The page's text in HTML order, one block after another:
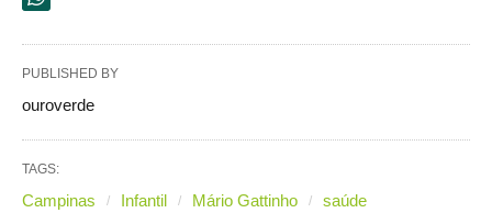
PUBLISHED BY
ouroverde
TAGS:
Campinas Infantil Mário Gattinho saúde